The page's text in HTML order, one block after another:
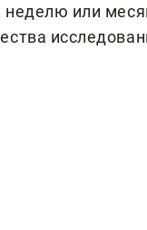
неделю или